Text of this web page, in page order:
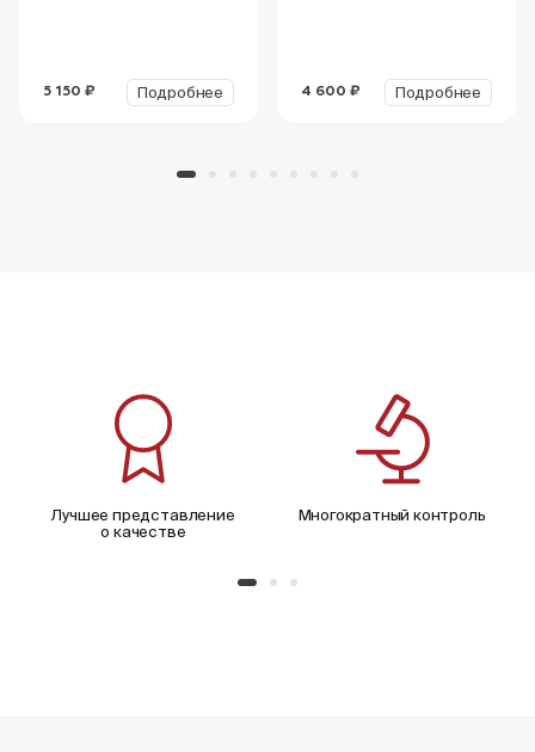
5 150 ₽ Подробнее 4 600 ₽ Подробнее
Лучшее представление
о качестве
Многократный контроль